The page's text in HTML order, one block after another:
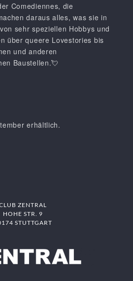
Comediennes, die
daraus alles, was sie in
sehr speziellen Hobbys und
über queere Lovestories bis
und anderen
Baustellen.💘
erhältlich.
ZENTRAL
HOHE STR. 9
STUTTGART